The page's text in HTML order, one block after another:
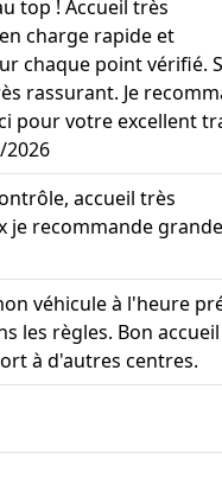
top ! Accueil très
charge rapide et
chaque point vérifié.
rassurant. Je
pour votre excellent
2026
accueil très
je recommande
véhicule à l'heure
les règles. Bon
à d'autres centres.